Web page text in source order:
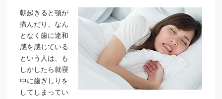
朝起きると顎が
痛んだり、なん
となく歯に違和
感を感じている
という人は、も
しかしたら就寝
中に歯ぎしりを
してしまってい